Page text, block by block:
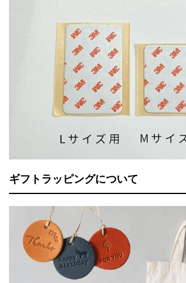
ギフトラッピングについて